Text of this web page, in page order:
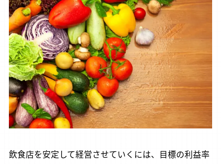
飲食店を安定して経営させていくには、目標の利益率